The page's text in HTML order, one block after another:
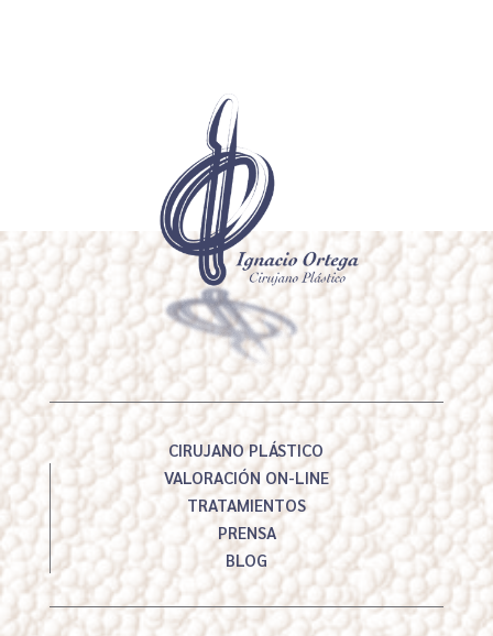
CIRUJANO PLÁSTICO
VALORACIÓN ON-LINE
TRATAMIENTOS
PRENSA
BLOG